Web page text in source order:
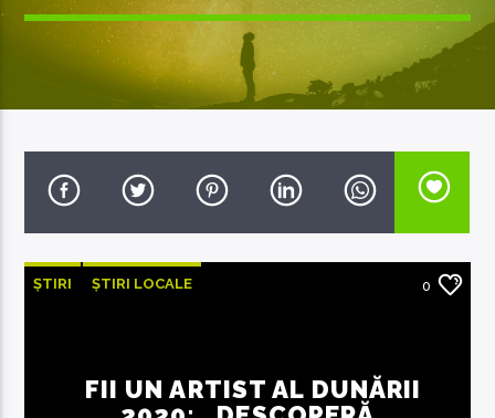
ACUM ÎN DIRECT
SUS, SUS, SUS
EUGENIA NICOLAE, LOST GEMINI
ȘTIRI ȘTIRI LOCALE 0
FII UN ARTIST AL DUNĂRII